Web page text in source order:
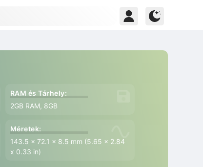
RAM és Tárhely:
2GB RAM, 8GB
Méretek:
143.5 x 72.1 x 8.5 mm (5.65 x 2.84
x 0.33 in)